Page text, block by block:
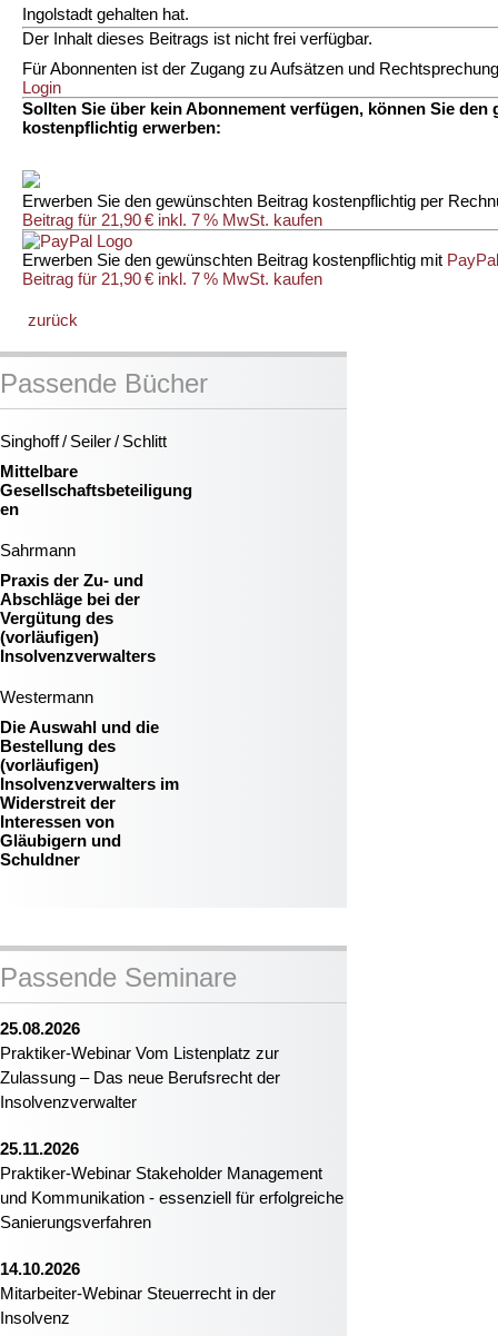
Ingolstadt gehalten hat.
Der Inhalt dieses Beitrags ist nicht frei verfügbar.
Für Abonnenten ist der Zugang zu Aufsätzen und
Login
Sollten Sie über kein Abonnement verfügen, können Sie
kostenpflichtig erwerben:
Erwerben Sie den gewünschten Beitrag kostenpflichtig per
Beitrag für 21,90 € inkl. 7 % MwSt. kaufen
Erwerben Sie den gewünschten Beitrag kostenpflichtig mit PayPal
Beitrag für 21,90 € inkl. 7 % MwSt. kaufen
zurück
Passende Bücher
Singhoff / Seiler / Schlitt
Mittelbare
Gesellschaftsbeteiligung
en
Sahrmann
Praxis der Zu- und
Abschläge bei der
Vergütung des
(vorläufigen)
Insolvenzverwalters
Westermann
Die Auswahl und die
Bestellung des
(vorläufigen)
Insolvenzverwalters im
Widerstreit der
Interessen von
Gläubigern und
Schuldner
Passende Seminare
25.08.2026
Praktiker-Webinar Vom Listenplatz zur
Zulassung – Das neue Berufsrecht der
Insolvenzverwalter
25.11.2026
Praktiker-Webinar Stakeholder Management
und Kommunikation - essenziell für erfolgreiche
Sanierungsverfahren
14.10.2026
Mitarbeiter-Webinar Steuerrecht in der
Insolvenz